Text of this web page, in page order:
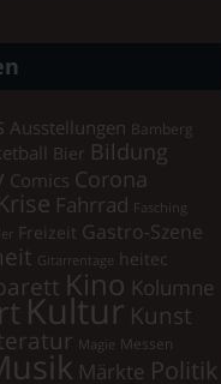
Ausstellungen Bamberg
Bier Bildung
Comics Corona
Fahrrad Fasching
Freizeit Gastro-Szene
Gitarrentage heitec
Kino Kolumne
Kultur Kunst
Magie Messen
Märkte Politik